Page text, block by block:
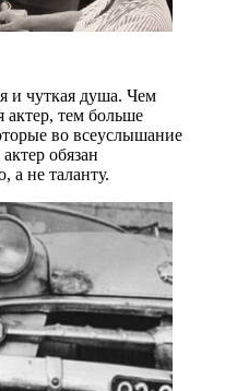
и чуткая душа. Чем
актер, тем больше
во всеуслышание
обязан
а не таланту.